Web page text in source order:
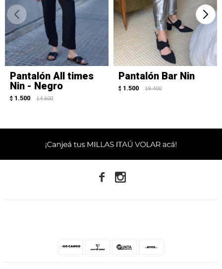
Pantalón All times
Nin - Negro
$ 1.500 $ 4.600
Pantalón Bar Nin
$ 1.500 $ 9.400
 